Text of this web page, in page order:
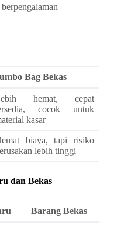
Bag Bekas
hemat, cepat
cocok untuk
kasar
biaya, tapi risiko
lebih tinggi
dan Bekas
Barang Bekas